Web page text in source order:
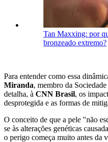
Tan Maxxing: por
bronzeado extremo?
Para entender como essa
Miranda, membro da
detalha, à CNN Brasil, os
desprotegida e as formas de
O conceito de que a pele "não
se às alterações genéticas
o perigo começa muito antes da